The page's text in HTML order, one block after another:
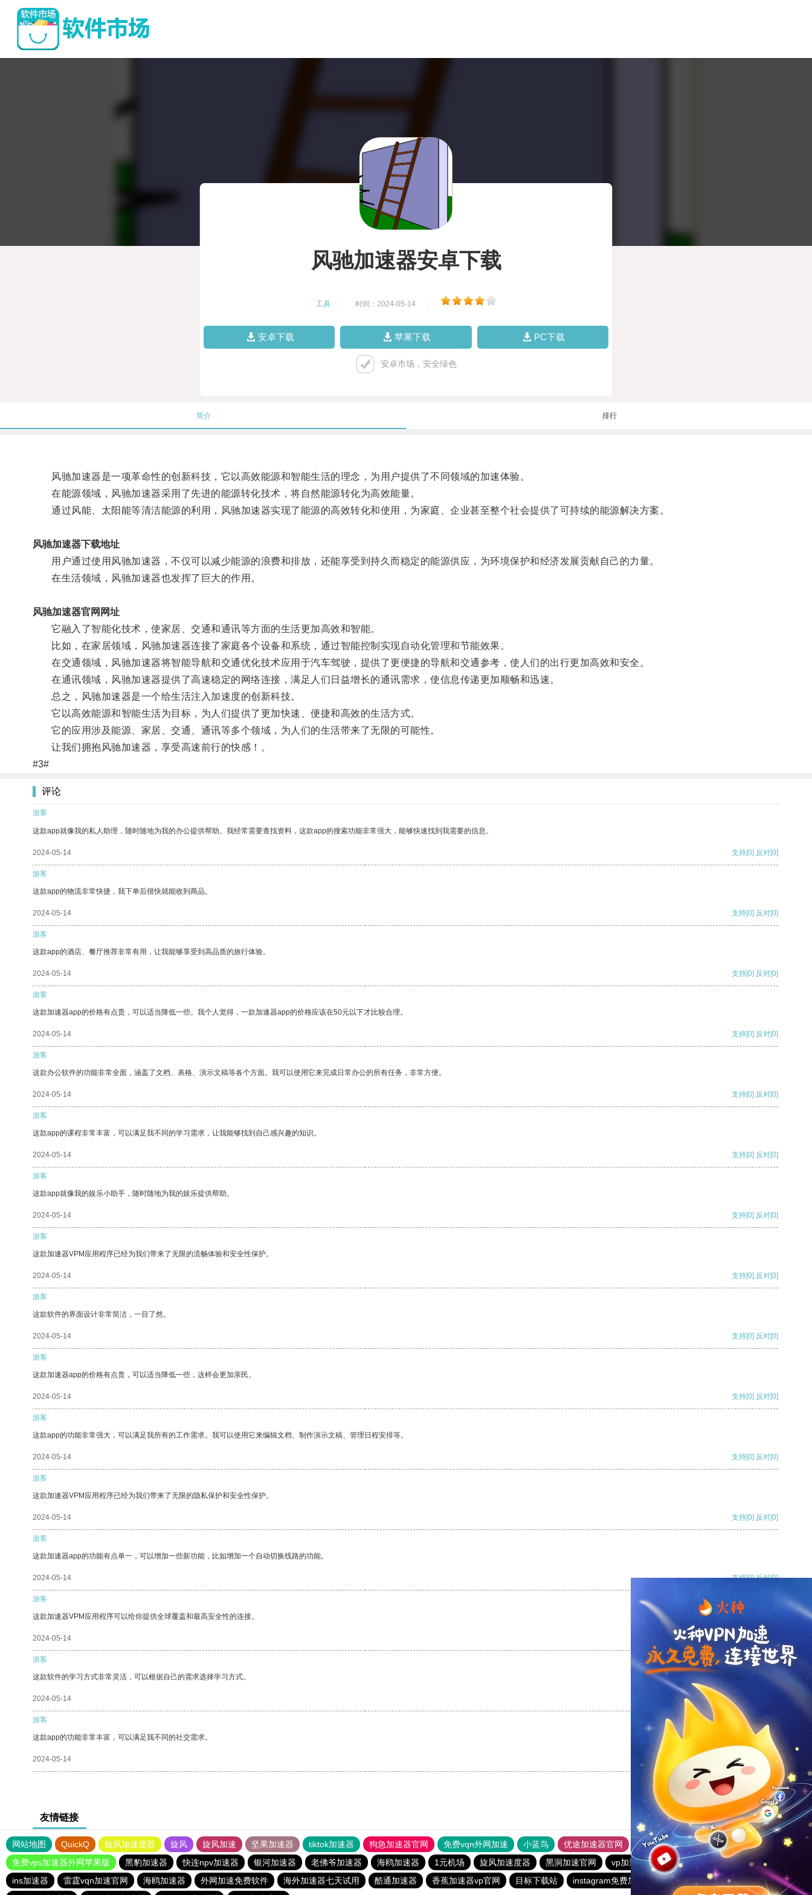
风驰加速器安卓下载
工具 时间：2024-05-14
安卓下载 苹果下载 PC下载
安卓市场，安全绿色
简介 排行
风驰加速器是一项革命性的创新科技，它以高效能源和智能生活的理念，为用户提供了不同领域的加速体验。
在能源领域，风驰加速器采用了先进的能源转化技术，将自然能源转化为高效能量。
通过风能、太阳能等清洁能源的利用，风驰加速器实现了能源的高效转化和使用，为家庭、企业甚至整个社会提供了可持续的能源解决方案。
风驰加速器下载地址
用户通过使用风驰加速器，不仅可以减少能源的浪费和排放，还能享受到持久而稳定的能源供应，为环境保护和经济发展贡献自己的力量。
在生活领域，风驰加速器也发挥了巨大的作用。
风驰加速器官网网址
它融入了智能化技术，使家居、交通和通讯等方面的生活更加高效和智能。
比如，在家居领域，风驰加速器连接了家庭各个设备和系统，通过智能控制实现自动化管理和节能效果。
在交通领域，风驰加速器将智能导航和交通优化技术应用于汽车驾驶，提供了更便捷的导航和交通参考，使人们的出行更加高效和安全。
在通讯领域，风驰加速器提供了高速稳定的网络连接，满足人们日益增长的通讯需求，使信息传递更加顺畅和迅速。
总之，风驰加速器是一个给生活注入加速度的创新科技。
它以高效能源和智能生活为目标，为人们提供了更加快速、便捷和高效的生活方式。
它的应用涉及能源、家居、交通、通讯等多个领域，为人们的生活带来了无限的可能性。
让我们拥抱风驰加速器，享受高速前行的快感！。
#3#
评论
游客
这款app就像我的私人助理，随时随地为我的办公提供帮助。我经常需要查找资料，这款app的搜索功能非常强大，能够快速找到我需要的信息。
2024-05-14 支持[0] 反对[0]
游客
这款app的物流非常快捷，我下单后很快就能收到商品。
2024-05-14 支持[0] 反对[0]
游客
这款app的酒店、餐厅推荐非常有用，让我能够享受到高品质的旅行体验。
2024-05-14 支持[0] 反对[0]
游客
这款加速器app的价格有点贵，可以适当降低一些。我个人觉得，一款加速器app的价格应该在50元以下才比较合理。
2024-05-14 支持[0] 反对[0]
游客
这款办公软件的功能非常全面，涵盖了文档、表格、演示文稿等各个方面。我可以使用它来完成日常办公的所有任务，非常方便。
2024-05-14 支持[0] 反对[0]
游客
这款app的课程非常丰富，可以满足我不同的学习需求，让我能够找到自己感兴趣的知识。
2024-05-14 支持[0] 反对[0]
游客
这款app就像我的娱乐小助手，随时随地为我的娱乐提供帮助。
2024-05-14 支持[0] 反对[0]
游客
这款加速器VPM应用程序已经为我们带来了无限的流畅体验和安全性保护。
2024-05-14 支持[0] 反对[0]
游客
这款软件的界面设计非常简洁，一目了然。
2024-05-14 支持[0] 反对[0]
游客
这款加速器app的价格有点贵，可以适当降低一些，这样会更加亲民。
2024-05-14 支持[0] 反对[0]
游客
这款app的功能非常强大，可以满足我所有的工作需求。我可以使用它来编辑文档、制作演示文稿、管理日程安排等。
2024-05-14 支持[0] 反对[0]
游客
这款加速器VPM应用程序已经为我们带来了无限的隐私保护和安全性保护。
2024-05-14 支持[0] 反对[0]
游客
这款加速器app的功能有点单一，可以增加一些新功能，比如增加一个自动切换线路的功能。
2024-05-14 支持[0] 反对[0]
游客
这款加速器VPM应用程序可以给你提供全球覆盖和最高安全性的连接。
2024-05-14 支持[0] 反对
游客
这款软件的学习方式非常灵活，可以根据自己的需求选择学习方式。
2024-05-14 支持
游客
这款app的功能非常丰富，可以满足我不同的社交需求。
2024-05-14 支持 反对 [0]
友情链接
网站地图 QuickQ 旋风加速度器 旋风 旋风加速 坚果加速器 tiktok加速器 狗急加速器官网 免费vqn外网加速 小蓝鸟 优途加速器官网 风驰加速器 旋风加速器
八戒看书
免费vps加速器外网苹果版
黑豹加速器 快连npv加速器 银河加速器 老佛爷加速器 海鸥加速器 1元机场 旋风加速度器 黑洞加速官网 vp加速器 猎豹加速器
黑洞加速官网
ins加速器
雷霆vqn加速官网 海鸥加速器 外网加速免费软件 海外加速器七天试用 酷通加速器 香蕉加速器vp官网 目标下载站 instagram免费加速器
香蕉加速器官网正版